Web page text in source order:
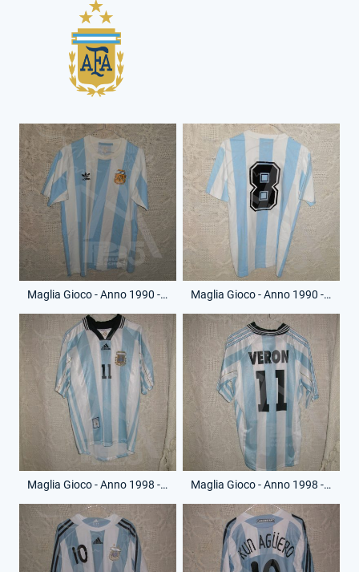
Maglia Gioco - Anno 1990 - 8 - (Fronte) Maglia Gioco - Anno 1990 - 8 - (Retro)
Maglia Gioco - Anno 1998 - Juan Sebastian Veron - 11 - (Fronte) Maglia Gioco - Anno 1998 - Juan Sebastian Veron - 11 - (Retro)